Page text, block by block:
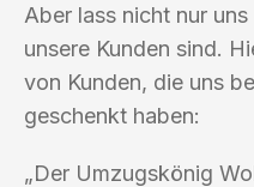
Aber lass nicht nur
unsere Kunden sind.
von Kunden, die uns
geschenkt haben:
„Der Umzugskönig